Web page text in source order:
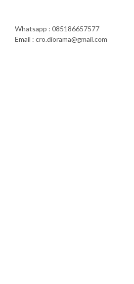
Whatsapp : 085186657577
Email : cro.diorama@gmail.com